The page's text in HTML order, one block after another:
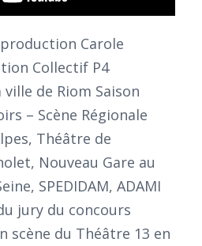
Carole
Collectif P4
de Riom Saison
– Scène Régionale
Théâtre de
Nouveau Gare au
SPEDIDAM, ADAMI
jury du concours
scène du Théâtre 13 en